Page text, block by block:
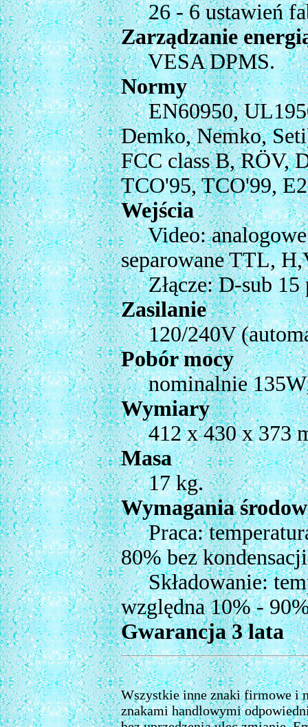
26 - 6 ustawień
Zarządzanie
VESA DPMS.
Normy
EN60950,
Demko, Nemko,
FCC class B, RÖV,
TCO'95, TCO'99,
Wejścia
Video: analogowe
separowane TTL,
Złącze: D-sub 15
Zasilanie
120/240V
Pobór mocy
nominalnie 135W;
Wymiary
412 x 430 x 373
Masa
17 kg.
Wymagania
Praca: temperatura
80% bez
Składowanie:
względna 10% -
Gwarancja 3 lata
Wszystkie inne znaki firmowe i
znakami handlowymi